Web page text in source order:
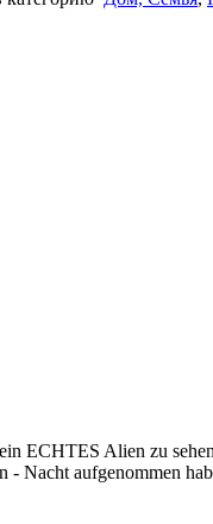
ECHTES Alien zu
Nacht aufgenommen